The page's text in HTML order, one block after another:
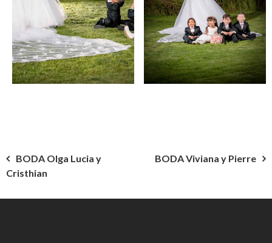
Navegación
BODA Olga Lucia y
Cristhian
BODA Viviana y Pierre